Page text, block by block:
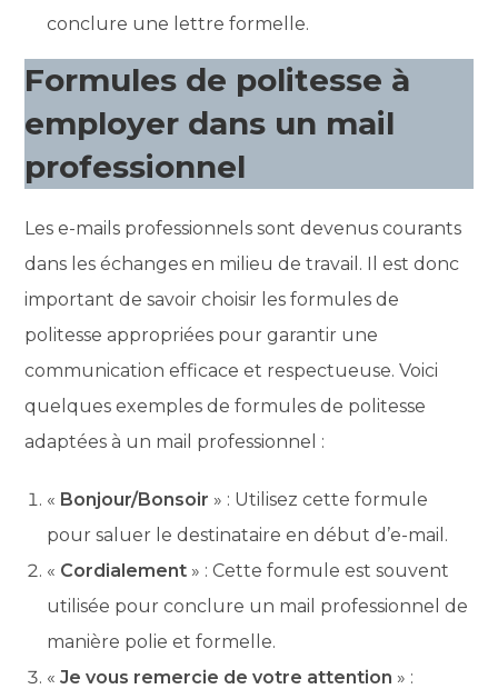
conclure une lettre formelle.
Formules de politesse à
employer dans un mail
professionnel
Les e-mails professionnels sont devenus courants
dans les échanges en milieu de travail. Il est donc
important de savoir choisir les formules de
politesse appropriées pour garantir une
communication efficace et respectueuse. Voici
quelques exemples de formules de politesse
adaptées à un mail professionnel :
« Bonjour/Bonsoir » : Utilisez cette formule
pour saluer le destinataire en début d’e-mail.
« Cordialement » : Cette formule est souvent
utilisée pour conclure un mail professionnel de
manière polie et formelle.
«Je vous remercie de votre attention » :